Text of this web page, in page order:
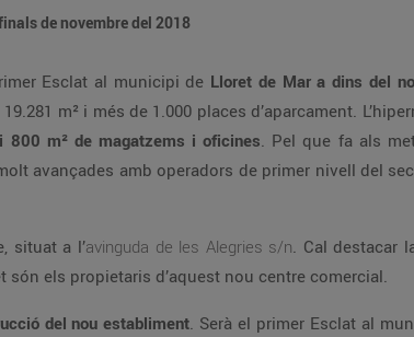
de novembre del 2018
Esclat al municipi de Lloret de Mar a dins del
m² i més de 1.000 places d’aparcament.
800 m² de magatzems i oficines. Pel que fa als
avançades amb operadors de primer nivell del
situat a l’avinguda de les Alegries s/n. Cal destacar
són els propietaris d’aquest nou centre comercial.
del nou establiment. Serà el primer Esclat al